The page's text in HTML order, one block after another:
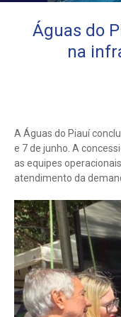
Águas do
na
A Águas do Piauí
e 7 de junho. A
as equipes
atendimento da